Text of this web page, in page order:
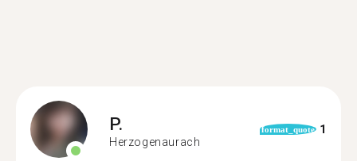
P.
Herzogenaurach
format_quote 1